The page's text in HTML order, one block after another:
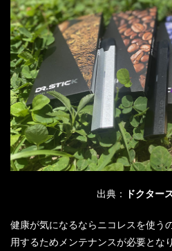
出典： ドクター
健康が気になるならニコレスを使う
用するためメンテナンスが必要とな